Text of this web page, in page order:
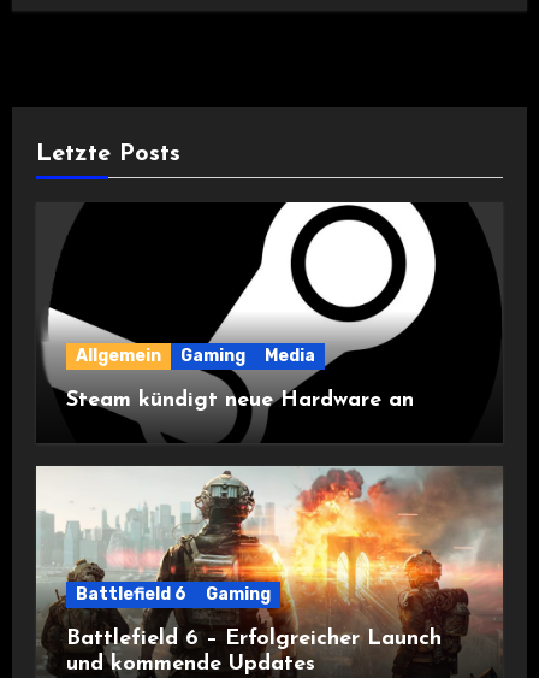
Letzte Posts
Allgemein Gaming Media
Steam kündigt neue Hardware an
Battlefield 6 Gaming
Battlefield 6 – Erfolgreicher Launch
und kommende Updates